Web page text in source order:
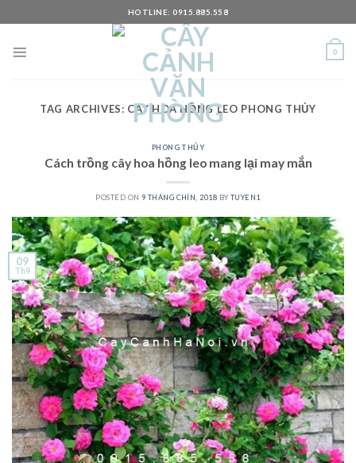
to
HOTLINE: 0915.885.558
0
TAG ARCHIVES: CÂY HOA HỒNG LEO PHONG THỦY
PHONG THỦY
Cách trồng cây hoa hồng leo mang lại may mắn
POSTED ON 9 THÁNG CHÍN, 2018 BY TUYEN1
09
Th9